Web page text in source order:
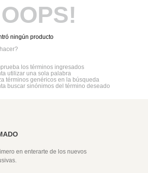
OOPS!
ningún producto
los términos ingresados
utilizar una sola palabra
términos genéricos en la búsqueda
buscar sinónimos del término deseado
en enterarte de los nuevos